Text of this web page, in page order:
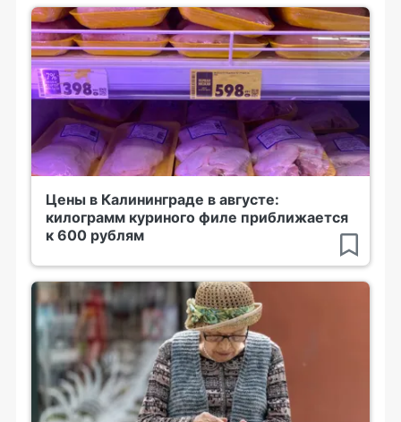
Цены в Калининграде в августе:
килограмм куриного филе приближается
к 600 рублям